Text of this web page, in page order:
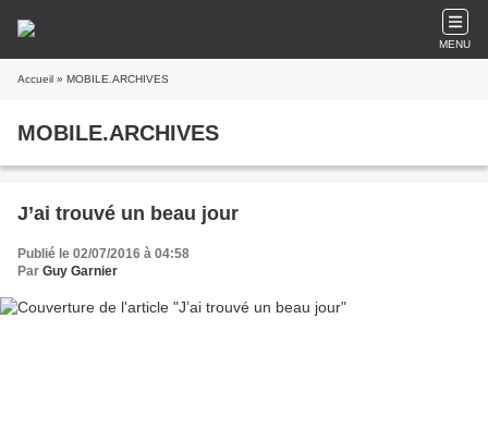
MENU
Accueil » MOBILE.ARCHIVES
MOBILE.ARCHIVES
J’ai trouvé un beau jour
Publié le 02/07/2016 à 04:58
Par Guy Garnier